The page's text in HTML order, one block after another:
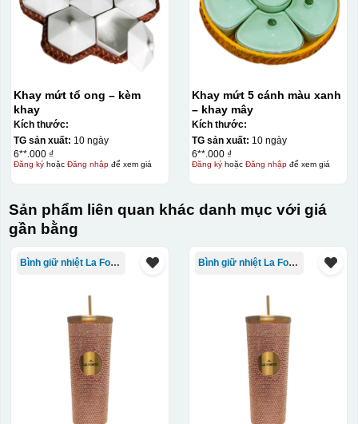
Khay mứt tổ ong – kèm
khay
Kích thước:
TG sản xuất: 10 ngày
6**.000 ₫
Đăng kýhoặc Đăng nhậpđể xem giá
Khay mứt 5 cánh màu xanh
– khay mây
Kích thước:
TG sản xuất: 10 ngày
6**.000 ₫
Đăng kýhoặc Đăng nhậpđể xem giá
Sản phẩm liên quan khác danh mục với giá
gần bằng
Bình giữ nhiệt La Fonte Bình giữ nhiệt La Fonte